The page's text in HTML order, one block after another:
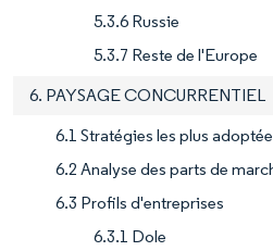
5.3.6 Russie
5.3.7 Reste de l'Europe
6. PAYSAGE CONCURRENTIEL
6.1 Stratégies les plus
6.2 Analyse des parts de
6.3 Profils d'entreprises
6.3.1 Dole